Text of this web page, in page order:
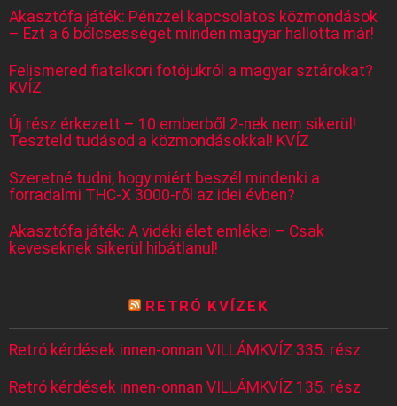
Akasztófa játék: Pénzzel kapcsolatos közmondások
– Ezt a 6 bölcsességet minden magyar hallotta már!
Felismered fiatalkori fotójukról a magyar sztárokat?
KVÍZ
Új rész érkezett – 10 emberből 2-nek nem sikerül!
Teszteld tudásod a közmondásokkal! KVÍZ
Szeretné tudni, hogy miért beszél mindenki a
forradalmi THC-X 3000-ről az idei évben?
Akasztófa játék: A vidéki élet emlékei – Csak
keveseknek sikerül hibátlanul!
RETRÓ KVÍZEK
Retró kérdések innen-onnan VILLÁMKVÍZ 335. rész
Retró kérdések innen-onnan VILLÁMKVÍZ 135. rész